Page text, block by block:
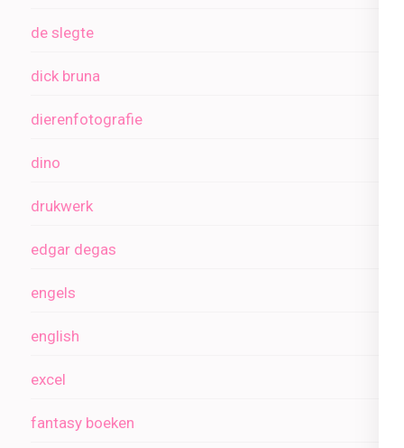
de slegte
dick bruna
dierenfotografie
dino
drukwerk
edgar degas
engels
english
excel
fantasy boeken